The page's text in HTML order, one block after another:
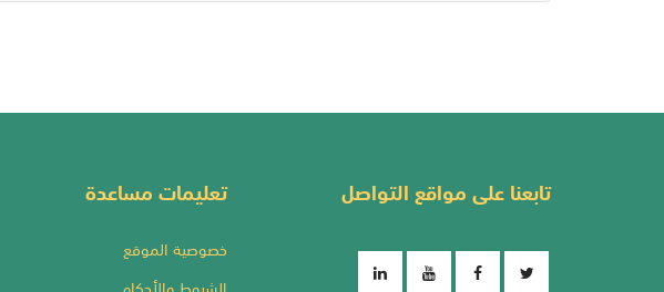
تابعنا على مواقع التواصل تعليمات مساعدة
خصوصية الموقع